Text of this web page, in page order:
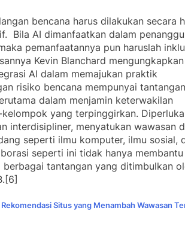
bencana harus dilakukan secara
Bila AI dimanfaatkan dalam
pemanfaatannya pun haruslah
Kevin Blanchard mengungkapkan
AI dalam memajukan praktik
risiko bencana mempunyai
dalam menjamin keterwakilan
yang terpinggirkan.
interdisipliner, menyatukan wawasan
seperti ilmu komputer, ilmu sosial,
seperti ini tidak hanya
berbagai tantangan yang ditimbulkan
Situs yang Menambah Wawasan